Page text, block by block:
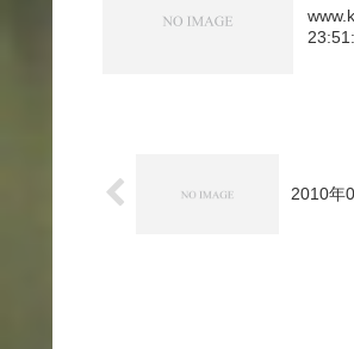
2010年